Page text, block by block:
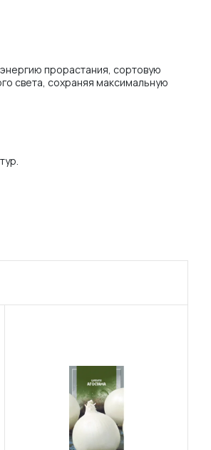
прорастания, сортовую
света, сохраняя максимальную